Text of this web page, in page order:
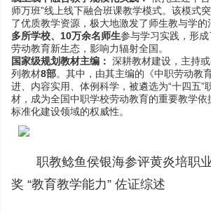
师万班”线上线下融合班课教学模式。该模式
了优质教学资源，极大地激发了师生教与学的
多所学校、10万余名师生参与学习实践，形
劳动教育新生态，影响力辐射全国。
国家级规划教材主编： 深耕教材建设，主持
列教材8部。其中，由其主编的《中职劳动教
进、内容实用、体例科学，被遴选为“十四五”
材，成为全国中职学校劳动教育的重要教学依
标准化建设领域的权威性。
职教鲶鱼侯银海参评黄炎培职
奖 “教育教学能力” 佐证综述